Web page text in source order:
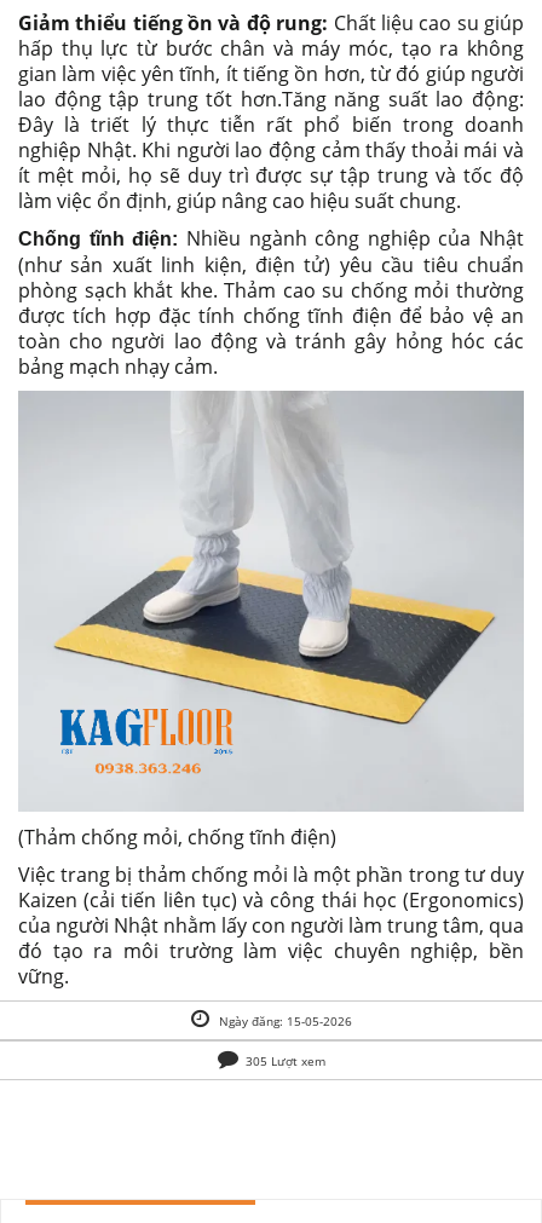
Giảm thiểu tiếng ồn và độ rung: Chất liệu cao su giúp
hấp thụ lực từ bước chân và máy móc, tạo ra không
gian làm việc yên tĩnh, ít tiếng ồn hơn, từ đó giúp người
lao động tập trung tốt hơn.Tăng năng suất lao động:
Đây là triết lý thực tiễn rất phổ biến trong doanh
nghiệp Nhật. Khi người lao động cảm thấy thoải mái và
ít mệt mỏi, họ sẽ duy trì được sự tập trung và tốc độ
làm việc ổn định, giúp nâng cao hiệu suất chung.
Chống tĩnh điện: Nhiều ngành công nghiệp của Nhật
(như sản xuất linh kiện, điện tử) yêu cầu tiêu chuẩn
phòng sạch khắt khe. Thảm cao su chống mỏi thường
được tích hợp đặc tính chống tĩnh điện để bảo vệ an
toàn cho người lao động và tránh gây hỏng hóc các
bảng mạch nhạy cảm.
(Thảm chống mỏi, chống tĩnh điện)
Việc trang bị thảm chống mỏi là một phần trong tư duy
Kaizen (cải tiến liên tục) và công thái học (Ergonomics)
của người Nhật nhằm lấy con người làm trung tâm, qua
đó tạo ra môi trường làm việc chuyên nghiệp, bền
vững.
Ngày đăng: 15-05-2026
305 Lượt xem